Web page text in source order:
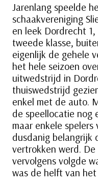
Jarenlang speelde
schaakvereniging
en leek Dordrecht
tweede klasse,
eigenlijk de gehele
het hele seizoen
uitwedstrijd in
thuiswedstrijd
enkel met de auto.
de speellocatie nog
maar enkele
dusdanig belangrijk
vertrokken werd.
vervolgens volgde
was de helft van